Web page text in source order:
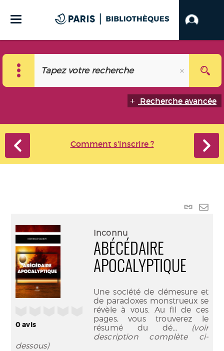
Recherche avancée
Comment s'inscrire ?
Lien
0avis
Inconnu
ABÉCÉDAIRE
APOCALYPTIQUE
Une société de démesure et
de paradoxes monstrueux se
révèle à vous. Au fil de ces
pages, vous trouverez le
résumé du dé... (voir
description complète ci-
dessous)